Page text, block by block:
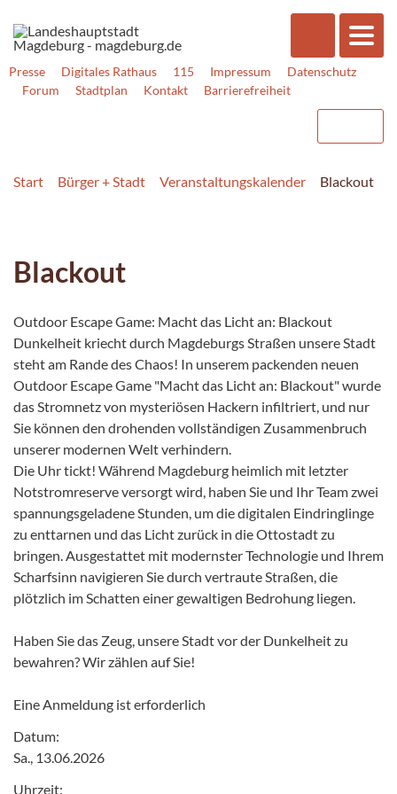
Presse Digitales Rathaus 115 Impressum
Datenschutz
Forum
Stadtplan Kontakt Barrierefreiheit
Start Bürger + Stadt Veranstaltungskalender Blackout
Blackout
Outdoor Escape Game: Macht das Licht an: Blackout
Dunkelheit kriecht durch Magdeburgs Straßen unsere Stadt
steht am Rande des Chaos! In unserem packenden neuen
Outdoor Escape Game "Macht das Licht an: Blackout" wurde
das Stromnetz von mysteriösen Hackern infiltriert, und nur
Sie können den drohenden vollständigen Zusammenbruch
unserer modernen Welt verhindern.
Die Uhr tickt! Während Magdeburg heimlich mit letzter
Notstromreserve versorgt wird, haben Sie und Ihr Team zwei
spannungsgeladene Stunden, um die digitalen Eindringlinge
zu enttarnen und das Licht zurück in die Ottostadt zu
bringen. Ausgestattet mit modernster Technologie und Ihrem
Scharfsinn navigieren Sie durch vertraute Straßen, die
plötzlich im Schatten einer gewaltigen Bedrohung liegen.
Haben Sie das Zeug, unsere Stadt vor der Dunkelheit zu
bewahren? Wir zählen auf Sie!
Eine Anmeldung ist erforderlich
Datum:
Sa., 13.06.2026
Uhrzeit: